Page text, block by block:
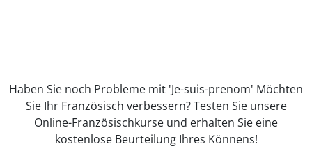
Haben Sie noch Probleme mit 'Je-suis-prenom' Möchten
Sie Ihr Französisch verbessern? Testen Sie unsere
Online-Französischkurse und erhalten Sie eine
kostenlose Beurteilung Ihres Könnens!